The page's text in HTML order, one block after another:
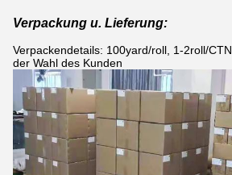
Verpackung u. Lieferung:
Verpackendetails: 100yard/roll, 1-2roll/CTN
der Wahl des Kunden